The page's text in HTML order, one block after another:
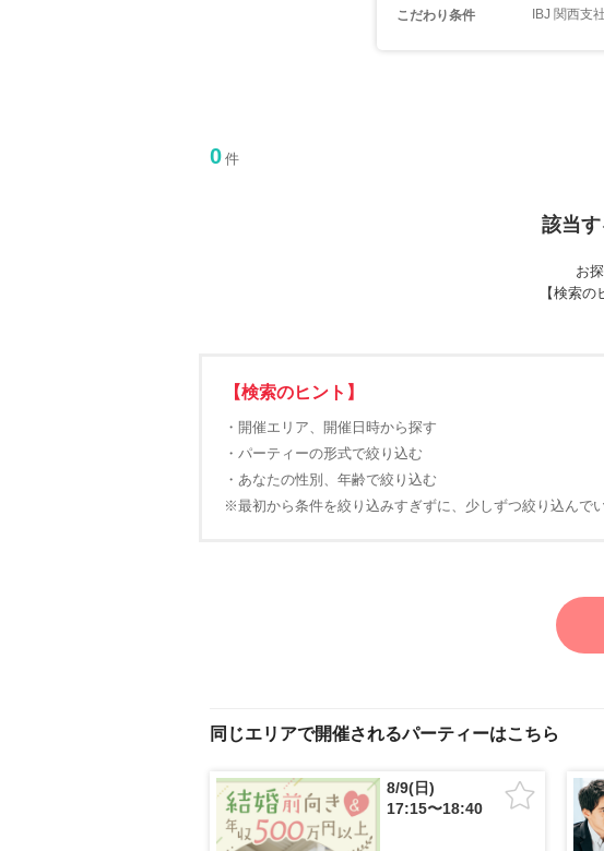
こだわり条件 IBJ 関西支
0 件
該当
お
【検索
【検索のヒント】
・開催エリア、開催日時から探す
・パーティーの形式で絞り込む
・あなたの性別、年齢で絞り込む
※最初から条件を絞り込みすぎずに、少しずつ絞り込んで
同じエリアで開催されるパーティーはこちら
8/9(日)
17:15〜18:40